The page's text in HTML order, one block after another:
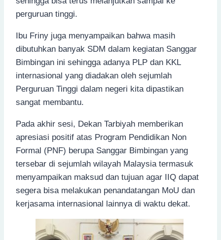
perguruan tinggi.
Ibu Friny juga menyampaikan bahwa masih
dibutuhkan banyak SDM dalam kegiatan Sanggar
Bimbingan ini sehingga adanya PLP dan KKL
internasional yang diadakan oleh sejumlah
Perguruan Tinggi dalam negeri kita dipastikan
sangat membantu.
Pada akhir sesi, Dekan Tarbiyah memberikan
apresiasi positif atas Program Pendidikan Non
Formal (PNF) berupa Sanggar Bimbingan yang
tersebar di sejumlah wilayah Malaysia termasuk
menyampaikan maksud dan tujuan agar IIQ dapat
segera bisa melakukan penandatangan MoU dan
kerjasama internasional lainnya di waktu dekat.